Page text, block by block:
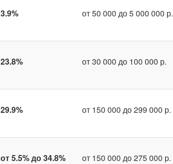
3.9% от 50 000 до 5 000 000 р.
23.8% от 30 000 до 100 000 р.
29.9% от 150 000 до 299 000 р.
от 5.5% до 34.8% от 150 000 до 275 000 р.